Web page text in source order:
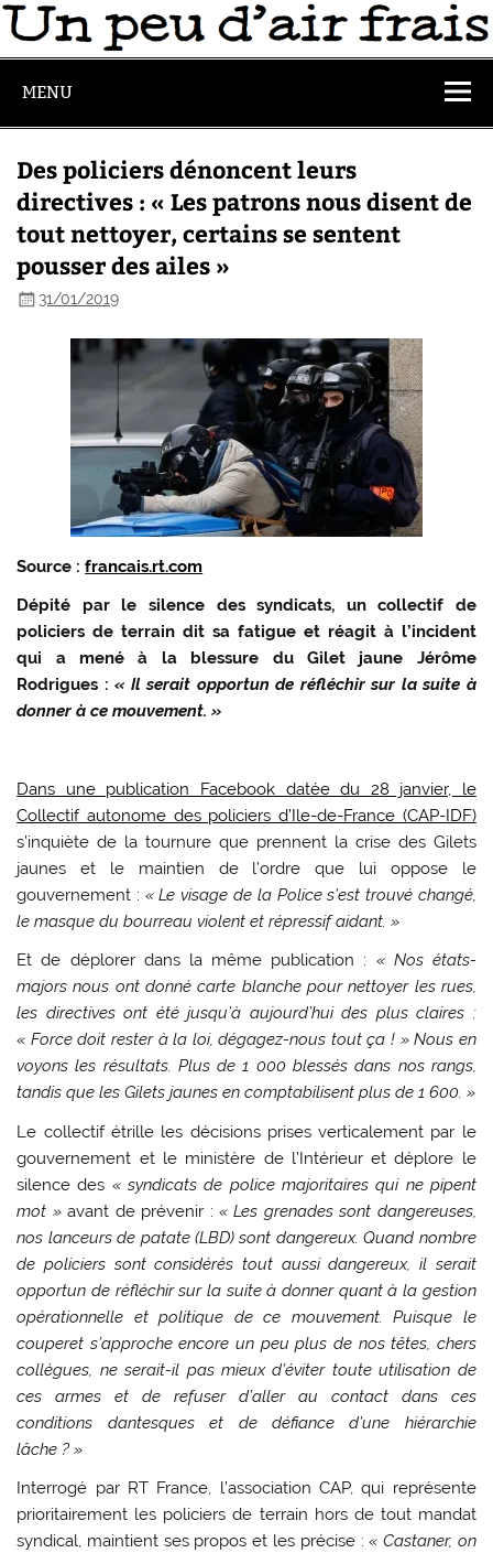
MENU
Des policiers dénoncent leurs
directives : « Les patrons nous disent de
tout nettoyer, certains se sentent
pousser des ailes »
31/01/2019
Source :francais.rt.com
Dépité par le silence des syndicats, un collectif de
policiers de terrain dit sa fatigue et réagit à l’incident
qui a mené à la blessure du Gilet jaune Jérôme
Rodrigues :« Il serait opportun de réfléchir sur la suite à
donner à ce mouvement. »
Dans une publication Facebook datée du 28 janvier, le
Collectif autonome des policiers d’Ile-de-France (CAP-IDF)
s’inquiète de la tournure que prennent la crise des Gilets
jaunes et le maintien de l’ordre que lui oppose le
gouvernement : « Le visage de la Police s’est trouvé changé,
le masque du bourreau violent et répressif aidant. »
Et de déplorer dans la même publication : « Nos états-
majors nous ont donné carte blanche pour nettoyer les rues,
les directives ont été jusqu’à aujourd’hui des plus claires :
« Force doit rester à la loi, dégagez-nous tout ça ! » Nous en
voyons les résultats. Plus de 1 000 blessés dans nos rangs,
tandis que les Gilets jaunes en comptabilisent plus de 1 600. »
Le collectif étrille les décisions prises verticalement par le
gouvernement et le ministère de l’Intérieur et déplore le
silence des « syndicats de police majoritaires qui ne pipent
mot »avant de prévenir : « Les grenades sont dangereuses,
nos lanceurs de patate (LBD) sont dangereux. Quand nombre
de policiers sont considérés tout aussi dangereux, il serait
opportun de réfléchir sur la suite à donner quant à la gestion
opérationnelle et politique de ce mouvement. Puisque le
couperet s’approche encore un peu plus de nos têtes, chers
collègues, ne serait-il pas mieux d’éviter toute utilisation de
ces armes et de refuser d’aller au contact dans ces
conditions dantesques et de défiance d’une hiérarchie
lâche ? »
Interrogé par RT France, l’association CAP, qui représente
prioritairement les policiers de terrain hors de tout mandat
syndical, maintient ses propos et les précise :« Castaner, on